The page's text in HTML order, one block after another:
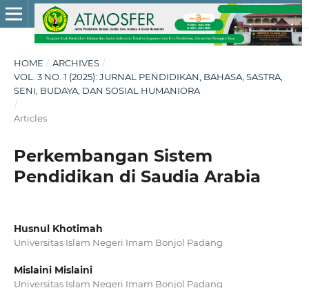
HOME / ARCHIVES /
VOL. 3 NO. 1 (2025): JURNAL PENDIDIKAN, BAHASA, SASTRA,
SENI, BUDAYA, DAN SOSIAL HUMANIORA
/
Articles
Perkembangan Sistem
Pendidikan di Saudia Arabia
Husnul Khotimah
Universitas Islam Negeri Imam Bonjol Padang
Mislaini Mislaini
Universitas Islam Negeri Imam Bonjol Padang